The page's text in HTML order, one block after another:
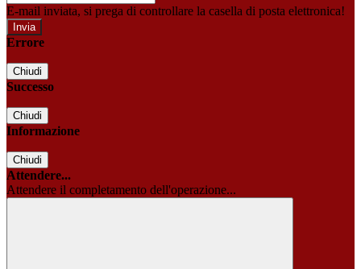
E-mail inviata, si prega di controllare la casella di posta elettronica!
Errore
Chiudi
Successo
Chiudi
Informazione
Chiudi
Attendere...
Attendere il completamento dell'operazione...